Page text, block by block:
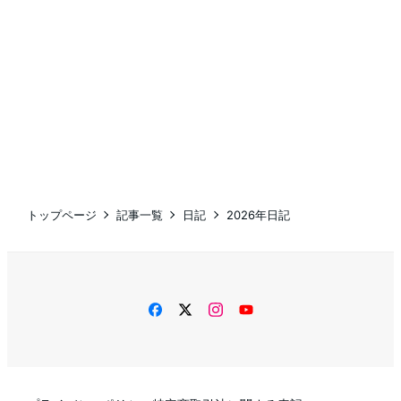
トップページ 記事一覧 日記 2026年日記
facebooktwitterinstagram
YouTube